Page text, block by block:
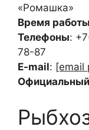
«Ромашка»
Время работы
Телефоны:
78-87
E-mail: [email